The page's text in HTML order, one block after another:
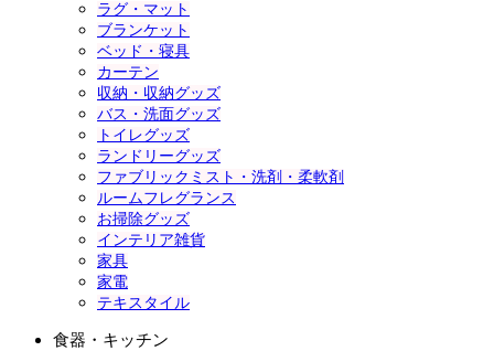
ラグ・マット
ブランケット
ベッド・寝具
カーテン
収納・収納グッズ
バス・洗面グッズ
トイレグッズ
ランドリーグッズ
ファブリックミスト・洗剤・柔軟剤
ルームフレグランス
お掃除グッズ
インテリア雑貨
家具
家電
テキスタイル
食器・キッチン